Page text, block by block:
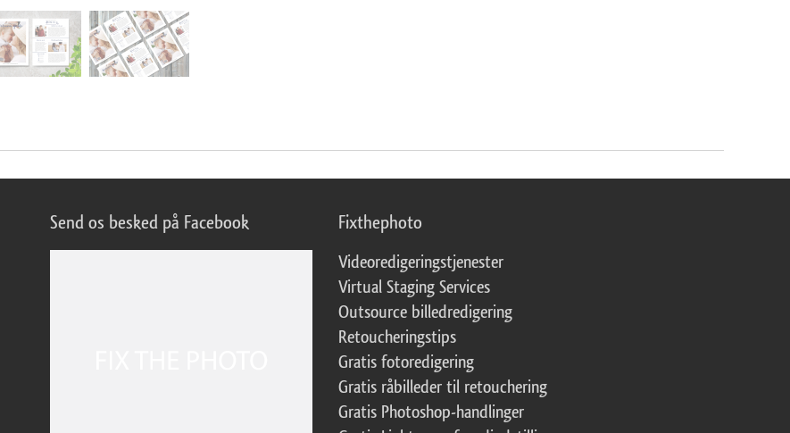
Send os besked på Facebook Fixthephoto
Videoredigeringstjenester
Virtual Staging Services
Outsource billedredigering
Retoucheringstips
Gratis fotoredigering
Gratis råbilleder til retouchering
Gratis Photoshop-handlinger